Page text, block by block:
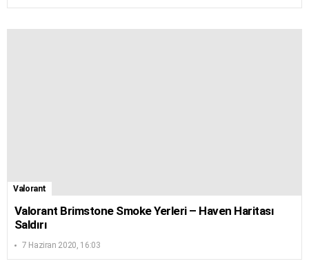
Valorant
Valorant Brimstone Smoke Yerleri – Haven Haritası
Saldırı
7 Haziran 2020, 16:03